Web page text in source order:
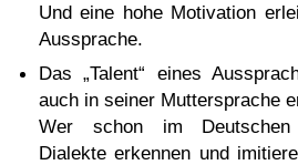
Und eine hohe Motivation
Aussprache.
Das „Talent“ eines
auch in seiner Muttersprache
Wer schon im Deutschen
Dialekte erkennen und